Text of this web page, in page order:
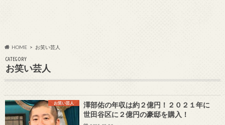
HOME お笑い芸人
CATEGORY
お笑い芸人
お笑い芸人
澤部佑の年収は約２億円！２０２１年に
世田谷区に２億円の豪邸を購入！